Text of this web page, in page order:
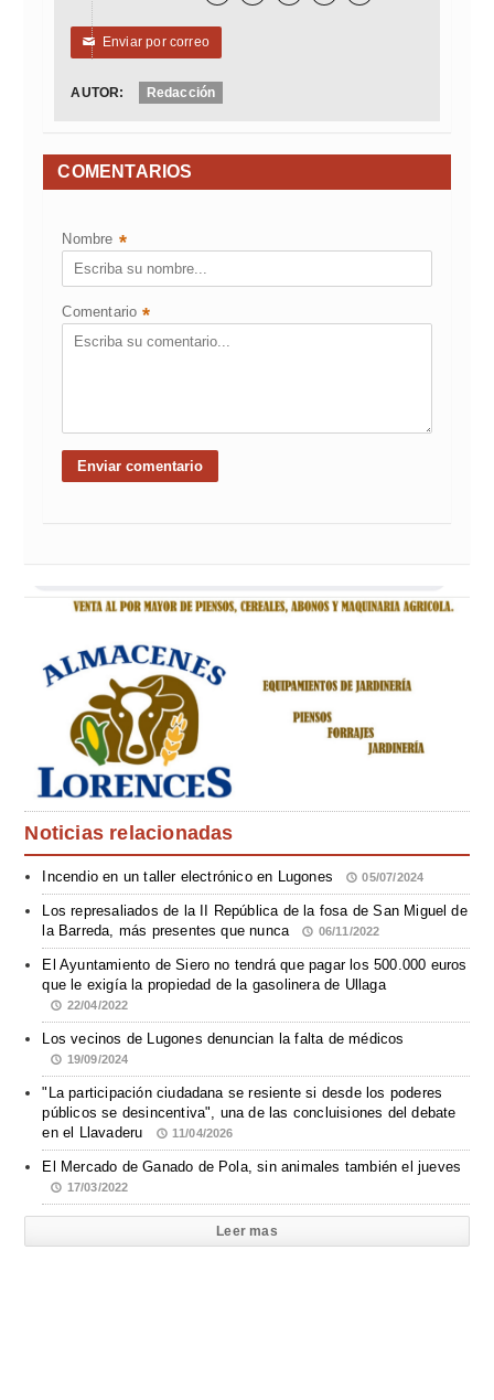
✉ Enviar por correo
AUTOR: Redacción
COMENTARIOS
Nombre *
Comentario *
Noticias relacionadas
Incendio en un taller electrónico en Lugones 05/07/2024
Los represaliados de la II República de la fosa de San Miguel de
la Barreda, más presentes que nunca
06/11/2022
El Ayuntamiento de Siero no tendrá que pagar los 500.000 euros
que le exigía la propiedad de la gasolinera de Ullaga
22/04/2022
Los vecinos de Lugones denuncian la falta de médicos
19/09/2024
"La participación ciudadana se resiente si desde los poderes
públicos se desincentiva", una de las concluisiones del debate
en el Llavaderu
11/04/2026
El Mercado de Ganado de Pola, sin animales también el jueves
17/03/2022
Leer mas